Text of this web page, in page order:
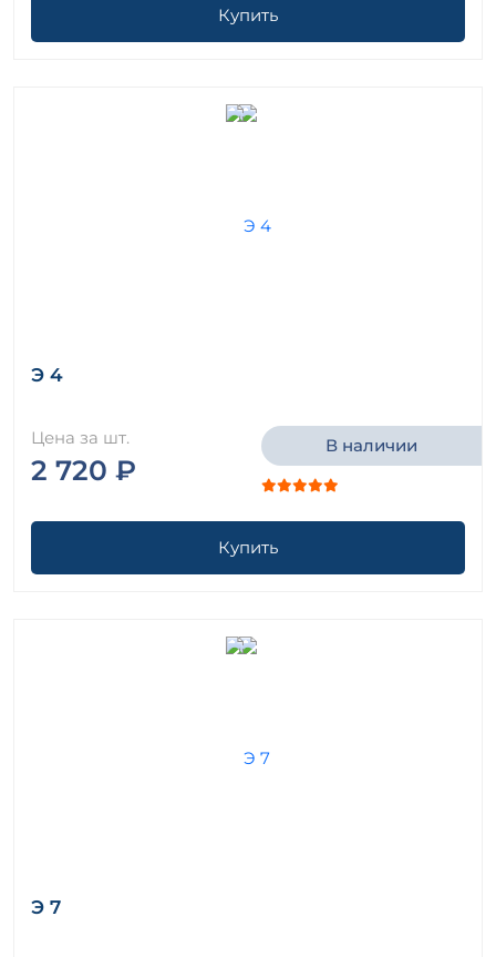
Купить
Э 4
Цена за шт.
2 720 ₽
В наличии
Купить
Э 7